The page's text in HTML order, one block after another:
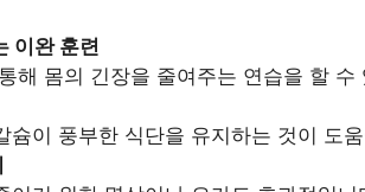
이완 훈련
해 몸의 긴장을 줄여주는 연습을 할 수
슘이 풍부한 식단을 유지하는 것이 도